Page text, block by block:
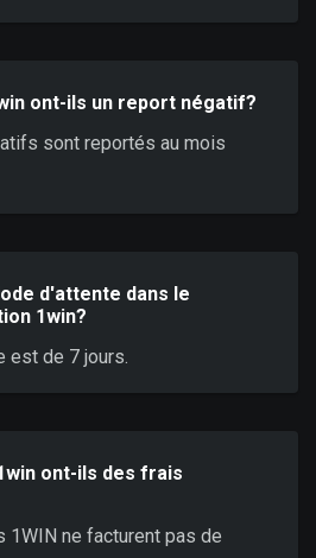
ont-ils un report négatif?
sont reportés au mois
d'attente dans le
1win?
est de 7 jours.
ont-ils des frais
1WIN ne facturent pas de